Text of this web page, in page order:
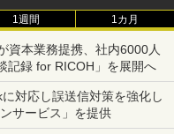
1週間 1カ月
資本業務提携、社内6000人
記録 for RICOH」を展開へ
対応し誤送信対策を強化し
サービス」を提供